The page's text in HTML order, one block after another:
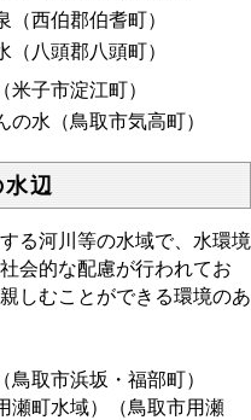
西伯郡伯耆町）
八頭郡八頭町）
子市淀江町）
水（鳥取市気高町）
辺
る河川等の水域で、水環境
会的な配慮が行われてお
しむことができる環境のあ
取市浜坂・福部町）
町水域）（鳥取市用瀬